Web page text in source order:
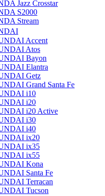
Jazz Crosstar
S2000
Stream
Accent
Atos
Bayon
Elantra
Getz
Grand Santa Fe
i10
i20
i20 Active
i30
i40
ix20
ix35
ix55
Kona
Santa Fe
Terracan
Tucson